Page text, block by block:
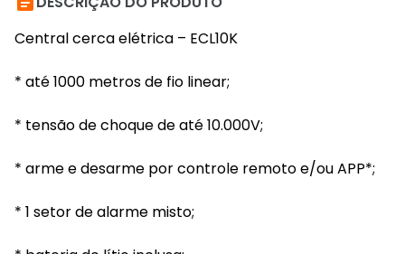
Central cerca elétrica – ECL10K
* até 1000 metros de fio linear;
* tensão de choque de até 10.000V;
* arme e desarme por controle remoto e/ou APP*;
* 1 setor de alarme misto;